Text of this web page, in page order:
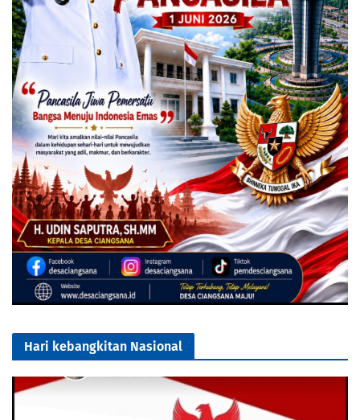
Hari kebangkitan Nasional